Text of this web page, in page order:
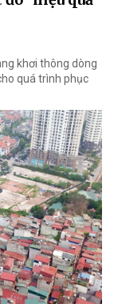
khơi thông dòng
quá trình phục